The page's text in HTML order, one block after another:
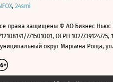
, 24smi
права защищены © АО Бизнес
771501001, ОГРН
округ Марьина Роща, ул.